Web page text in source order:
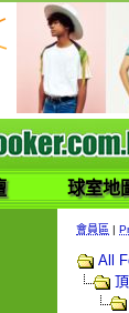
球室地
會員區 |
All